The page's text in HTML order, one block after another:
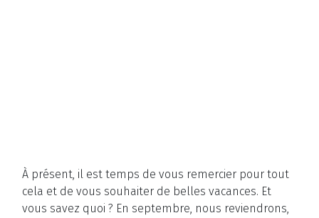
À présent, il est temps de vous remercier pour tout
cela et de vous souhaiter de belles vacances. Et
vous savez quoi ? En septembre, nous reviendrons,